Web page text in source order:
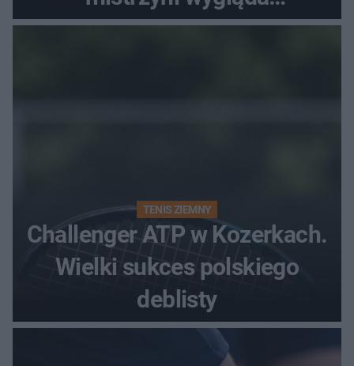
zjawiskowo
TENIS ZIEMNY
Challenger ATP w Kozerkach.
Wielki sukces polskiego
deblisty